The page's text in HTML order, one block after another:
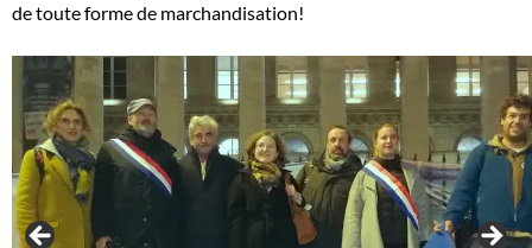
de toute forme de marchandisation!